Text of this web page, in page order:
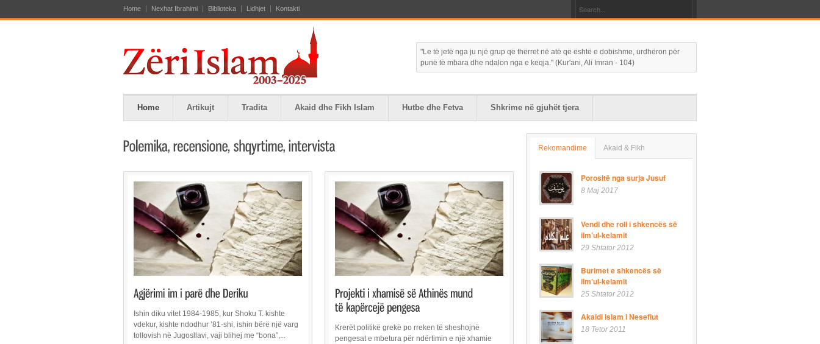
Home Nexhat Ibrahimi Biblioteka Lidhjet Kontakti
"Le të jetë nga ju një grup që thërret në atë që është e dobishme, urdhëron për
punë të mbara dhe ndalon nga e keqja." (Kur'ani, Ali Imran - 104)
Home Artikujt Tradita Akaid dhe Fikh Islam Hutbe dhe Fetva Shkrime në gjuhët tjera
Ishin diku vitet 1984-1985, kur Shoku T. kishte
vdekur, kishte ndodhur ’81-shi, ishin bërë një varg
tollovish në Jugosllavi, vaji blihej me “bona”,...
Krerët politikë grekë po rreken të sheshojnë
pengesat e mbetura për ndërtimin e një xhamie
Rekomandime Akaid & Fikh
Porositë nga surja Jusuf
8 Maj 2017
Vendi dhe roli i shkencës së
ilm’ul-kelamit
29 Shtator 2012
Burimet e shkencës së
ilm’ul-kelamit
25 Shtator 2012
Akaidi islam i Nesefiut
18 Tetor 2011